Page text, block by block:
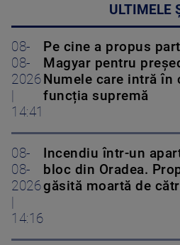
ULTIMELE
08-
08-
2026
14:41
Pe cine a propus
Magyar pentru
Numele care intră în
funcția supremă
08-
08-
2026
14:16
Incendiu într-un
bloc din Oradea.
găsită moartă de